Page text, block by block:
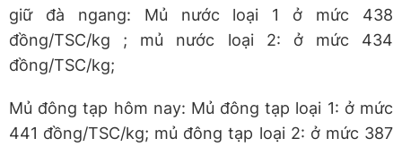
giữ đà ngang: Mủ nước loại 1 ở mức 438
đồng/TSC/kg ; mủ nước loại 2: ở mức 434
đồng/TSC/kg;
Mủ đông tạp hôm nay: Mủ đông tạp loại 1: ở mức
441 đồng/TSC/kg; mủ đông tạp loại 2: ở mức 387